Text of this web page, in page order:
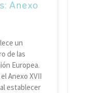
Anexo
un
de las
Europea.
Anexo XVII
establecer